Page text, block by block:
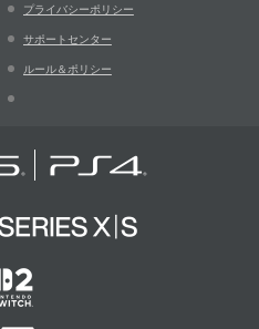
プライバシーポリシー
サポートセンター
ルール＆ポリシー